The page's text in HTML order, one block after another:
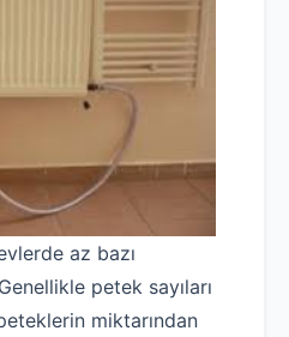
az bazı
petek sayıları
miktarından